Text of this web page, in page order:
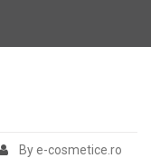
By e-cosmetice.ro